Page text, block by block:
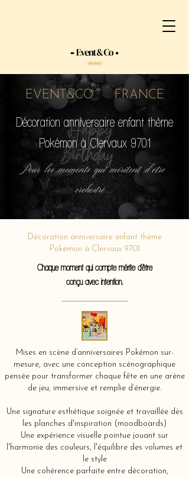
EVENT&CO FRANCE
Décoration anniversaire enfant thème
Pokémon à Clervaux 9701
Pour les moments qui méritent d'etre
orchestré...
Décoration anniversaire enfant thème
Pokémon à Clervaux 9701
Chaque moment qui compte mérite d'être
conçu avec intention.
Mises en scène d’anniversaires Pokémon sur-
mesure, avec une conception scénographique
pensée pour transformer chaque fête en une arène
de jeu, immersive et remplie d’énergie.
Une signature esthétique soignée et travaillée dès
les planches d'inspiration (moodboards)
Une expérience visuelle pointue jouant sur
l'harmonie des couleurs, l'équilibre des volumes et
le style
Une cohérence parfaite entre décoration,